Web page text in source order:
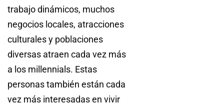
trabajo dinámicos, muchos
negocios locales, atracciones
culturales y poblaciones
diversas atraen cada vez más
a los millennials. Estas
personas también están cada
vez más interesadas en vivir